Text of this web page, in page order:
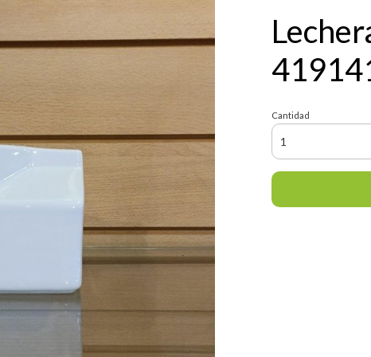
Cantidad